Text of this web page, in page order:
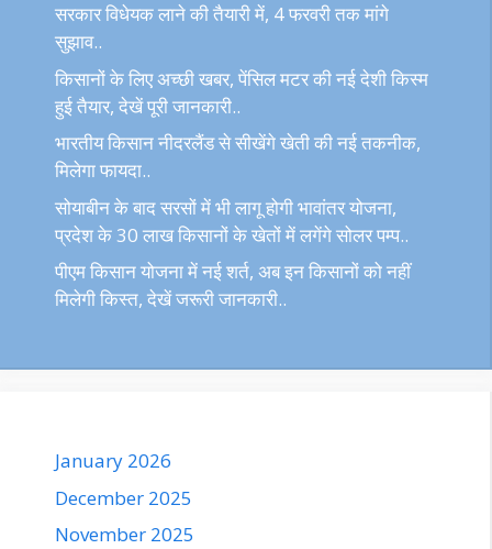
सरकार विधेयक लाने की तैयारी में, 4 फरवरी तक मांगे
सुझाव..
किसानों के लिए अच्छी खबर, पेंसिल मटर की नई देशी किस्म
हुई तैयार, देखें पूरी जानकारी..
भारतीय किसान नीदरलैंड से सीखेंगे खेती की नई तकनीक,
मिलेगा फायदा..
सोयाबीन के बाद सरसों में भी लागू होगी भावांतर योजना,
प्रदेश के 30 लाख किसानों के खेतों में लगेंगे सोलर पम्प..
पीएम किसान योजना में नई शर्त, अब इन किसानों को नहीं
मिलेगी किस्त, देखें जरूरी जानकारी..
January 2026
December 2025
November 2025